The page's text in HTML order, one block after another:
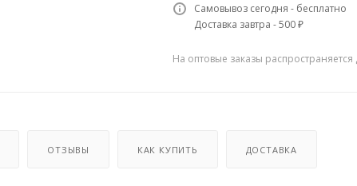
Самовывоз сегодня - бесплатно
Доставка завтра - 500 ₽
На оптовые заказы
ОТЗЫВЫ КАК КУПИТЬ ДОСТАВКА